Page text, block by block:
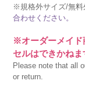
※規格外サイズ/無料
合わせください。
※オーダーメイド
セルはできかねま
Please note that all
or return.